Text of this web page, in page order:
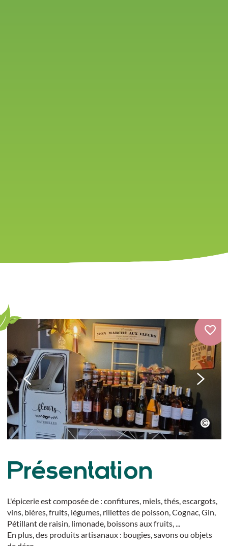
Présentation
L'épicerie est composée de : confitures, miels, thés, escargots,
vins, bières, fruits, légumes, rillettes de poisson, Cognac, Gin,
Pétillant de raisin, limonade, boissons aux fruits, ...
En plus, des produits artisanaux : bougies, savons ou objets